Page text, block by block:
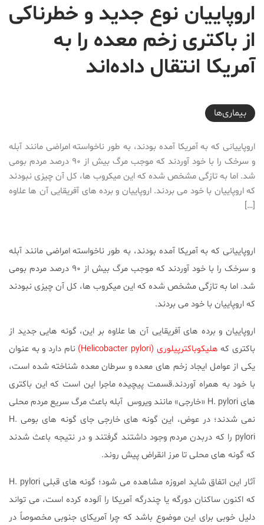
اروپاییان نوع جدید و خطرناکی
از باکتری زخم معده را به
آمریکا انتقال داده‌اند
2017-02-25T20:45:07+03:30
بیماری‌ها
اروپاییانی که به آمریکا آمده بودند، به طور ناخواسته امراضی مانند آبله
و سرخک را با خود آوردند که موجب مرگ بیش از ۹۰ درصد مردم بومی
شد. اما به تازگی مشخص شده که این میکروب ها، کل آن چیزی نبودند
که اروپاییان با خود می بردند. اروپاییان و برده های آفریقایی آن ها علاوه
[…]
اروپاییانی که به آمریکا آمده بودند، به طور ناخواسته امراضی مانند آبله
و سرخک را با خود آوردند که موجب مرگ بیش از ۹۰ درصد مردم بومی
شد. اما به تازگی مشخص شده که این میکروب ها، کل آن چیزی نبودند
که اروپاییان با خود می بردند.
اروپاییان و برده های آفریقایی آن ها علاوه بر این، گونه هایی جدید از
باکتری که هلیکوباکترپیلوری (Helicobacter pylori)
نام دارد و به عنوان
یکی از عوامل ایجاد زخم های معده و سرطان معده شناخته شده است،
با خود به همراه آوردند.قسمت پیچیده ماجرا این است که این باکتری
های H. pylori «خارجی» مانند ویروس آبله باعث مرگ سریع مردم محلی
نمی شدند؛ در عوض، این گونه های خارجی جای گونه های بومی H.
pylori را که دربدن مردم وجود داشتند گرفتند و در نتیجه باعث شدند
که گونه های محلی تا مرز انقراض پیش روند.
آثار این اتفاق شاید امروزه مشاهده می شود؛ گونه های قبلی H. pylori
که اکنون ساکنان دورگه یا چندرگه آمریکا را آلوده کرده است، می تواند
دلیل خوبی برای این موضوع باشد که چرا آمریکای جنوبی مخصوصاً در